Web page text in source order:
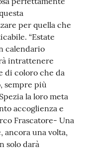
per quella che
“Estate
calendario
intrattenere
di coloro che da
sempre più
la loro meta
accoglienza e
Frascatore- Una
ancora una volta,
solo darà